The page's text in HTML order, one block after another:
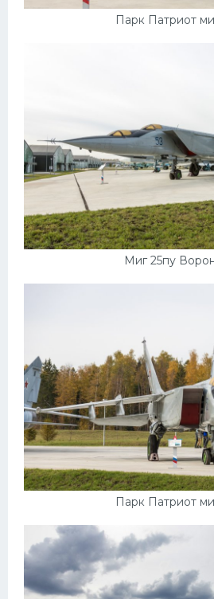
Парк Патриот
Миг 25пу
Парк Патриот